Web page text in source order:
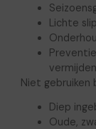
Lichte
vermijden
Niet gebruiken
Diep
Oude,